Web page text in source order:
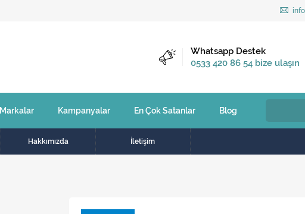
Kargo Bedava
2.500 TL ve üzeri
Whatsapp Destek
0533 420 86 54 bize ulaşın
Markalar Kampanyalar En Çok Satanlar Blog
Hakkımızda İletişim